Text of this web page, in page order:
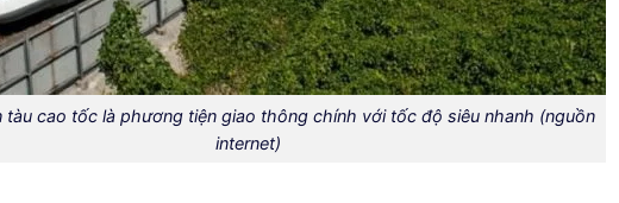
tàu cao tốc là phương tiện giao thông chính với tốc độ siêu nhanh (nguồn
internet)